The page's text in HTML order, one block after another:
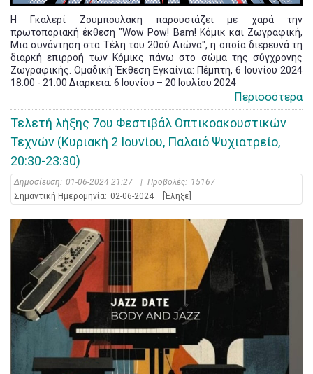
Η Γκαλερί Ζουμπουλάκη παρουσιάζει με χαρά την
πρωτοποριακή έκθεση "Wow Pow! Bam! Κόμικ και Ζωγραφική,
Μια συνάντηση στα Τέλη του 20ού Αιώνα", η οποία διερευνά τη
διαρκή επιρροή των Κόμικς πάνω στο σώμα της σύγχρονης
Ζωγραφικής. Ομαδική Έκθεση Εγκαίνια: Πέμπτη, 6 Ιουνίου 2024
18.00 - 21.00 Διάρκεια: 6 Ιουνίου – 20 Ιουλίου 2024
Περισσότερα
Τελετή λήξης 7ου Φεστιβάλ Οπτικοακουστικών
Τεχνών (Κυριακή 2 Ιουνίου, Παλαιό Ψυχιατρείο,
20:30-23:30)
Δημοσίευση: 01-06-2024 21:27 | Προβολές: 15167
Σημαντική Ημερομηνία: 02-06-2024 [Έληξε]